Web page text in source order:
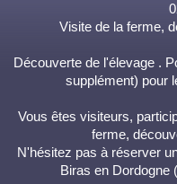
Visite de la ferme,
Découverte de l'élevage .
supplément) pour
Vous êtes visiteurs,
ferme,
N'hésitez pas à réserver
Biras en Dordogne